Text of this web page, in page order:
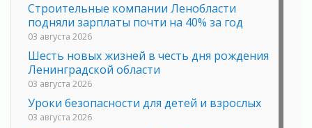
Строительные компании Ленобласти
подняли зарплаты почти на 40% за год
03 августа 2026
Шесть новых жизней в честь дня рождения
Ленинградской области
03 августа 2026
Уроки безопасности для детей и взрослых
03 августа 2026